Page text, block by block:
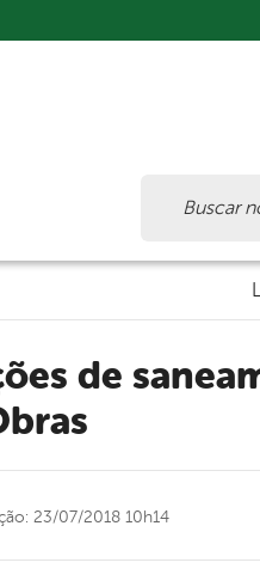
23/07/2018 10h14